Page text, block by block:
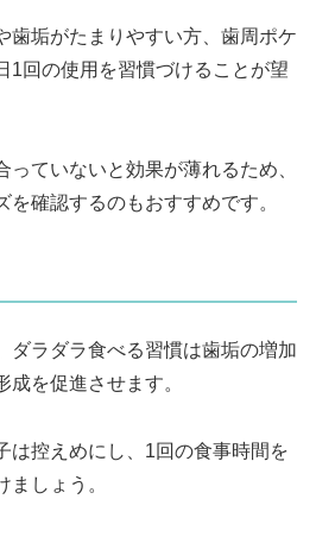
歯垢がたまりやすい方、歯周ポケ
1回の使用を習慣づけることが望
ていないと効果が薄れるため、
確認するのもおすすめです。
ダラダラ食べる習慣は歯垢の増加
成を促進させます。
は控えめにし、1回の食事時間を
しょう。